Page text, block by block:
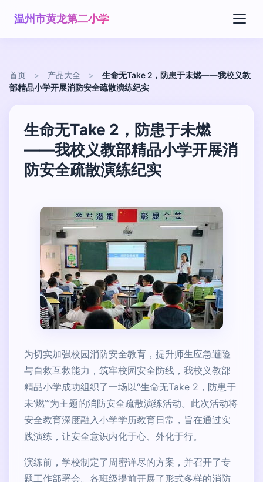
温州市黄龙第二小学
首页 > 产品大全 >
生命无Take 2，防患于未燃——我校义教
部精品小学开展消防安全疏散演练纪实
生命无Take 2，防患于未燃
——我校义教部精品小学开展消
防安全疏散演练纪实
为切实加强校园消防安全教育，提升师生应急避险
与自救互救能力，筑牢校园安全防线，我校义教部
精品小学成功组织了一场以“生命无Take 2，防患于
未‘燃’”为主题的消防安全疏散演练活动。此次活动将
安全教育深度融入小学学历教育日常，旨在通过实
践演练，让安全意识内化于心、外化于行。
演练前，学校制定了周密详尽的方案，并召开了专
题工作部署会。各班级提前开展了形式多样的消防